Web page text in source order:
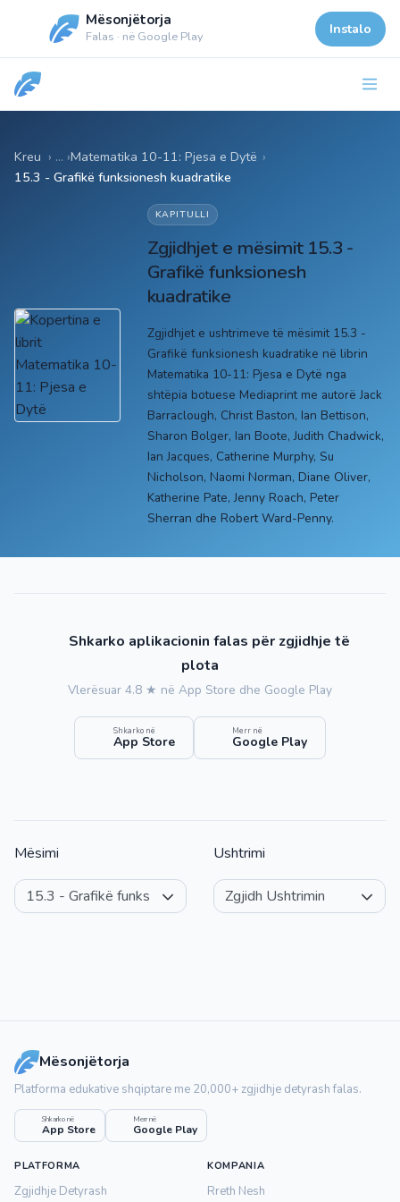
Mësonjëtorja
Falas · në Google Play Instalo
Kreu Matematika 10-11: Pjesa e Dytë ›
15.3 - Grafikë funksionesh kuadratike
KAPITULLI
Zgjidhjet e mësimit 15.3 -
Grafikë funksionesh
kuadratike
Zgjidhjet e ushtrimeve të mësimit 15.3 -
Grafikë funksionesh kuadratike në librin
Matematika 10-11: Pjesa e Dytë nga
shtëpia botuese Mediaprint me autorë Jack
Barraclough, Christ Baston, Ian Bettison,
Sharon Bolger, Ian Boote, Judith Chadwick,
Ian Jacques, Catherine Murphy, Su
Nicholson, Naomi Norman, Diane Oliver,
Katherine Pate, Jenny Roach, Peter
Sherran dhe Robert Ward-Penny.
Shkarko aplikacionin falas për zgjidhje të
plota
Vlerësuar 4.8 ★ në App Store dhe Google Play
Shkarko në
App Store
Merr në
Google Play
Mësimi Ushtrimi
Mësonjëtorja
Platforma edukative shqiptare me 20,000+ zgjidhje detyrash falas.
Shkarko në
App Store
Merr në
Google Play
PLATFORMA
Zgjidhje Detyrash
KOMPANIA
Rreth Nesh